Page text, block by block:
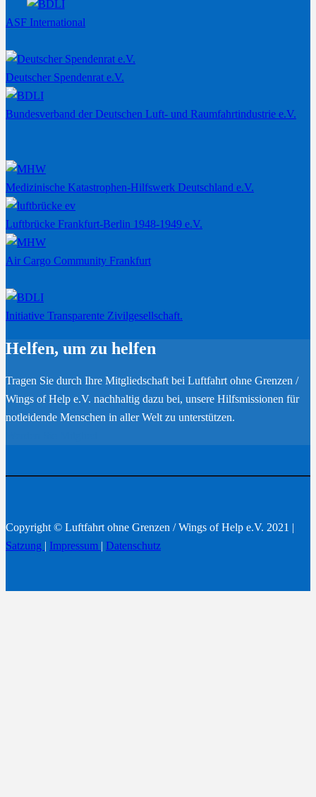
ASF International
Deutscher Spendenrat e.V.
Bundesverband der Deutschen Luft- und Raumfahrtindustrie e.V.
Medizinische Katastrophen-Hilfswerk Deutschland e.V.
Luftbrücke Frankfurt-Berlin 1948-1949 e.V.
Air Cargo Community Frankfurt
Initiative Transparente Zivilgesellschaft.
Helfen, um zu helfen
Tragen Sie durch Ihre Mitgliedschaft bei Luftfahrt ohne Grenzen /
Wings of Help e.V. nachhaltig dazu bei, unsere Hilfsmissionen für
notleidende Menschen in aller Welt zu unterstützen.
Copyright © Luftfahrt ohne Grenzen / Wings of Help e.V. 2021 |
Satzung | Impressum | Datenschutz